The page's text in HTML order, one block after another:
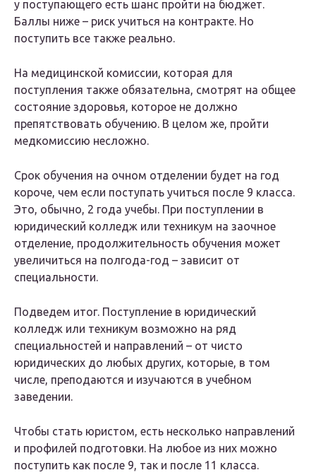
у поступающего есть шанс пройти на бюджет.
Баллы ниже – риск учиться на контракте. Но
поступить все также реально.
На медицинской комиссии, которая для
поступления также обязательна, смотрят на общее
состояние здоровья, которое не должно
препятствовать обучению. В целом же, пройти
медкомиссию несложно.
Срок обучения на очном отделении будет на год
короче, чем если поступать учиться после 9 класса.
Это, обычно, 2 года учебы. При поступлении в
юридический колледж или техникум на заочное
отделение, продолжительность обучения может
увеличиться на полгода-год – зависит от
специальности.
Подведем итог. Поступление в юридический
колледж или техникум возможно на ряд
специальностей и направлений – от чисто
юридических до любых других, которые, в том
числе, преподаются и изучаются в учебном
заведении.
Чтобы стать юристом, есть несколько направлений
и профилей подготовки. На любое из них можно
поступить как после 9, так и после 11 класса.